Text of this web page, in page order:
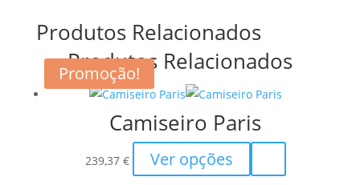
Produtos Relacionados
Produtos Relacionados
Camiseiro Paris
239,37 € Ver opções
product
Promoção!